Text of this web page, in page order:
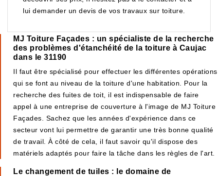
lui demander un devis de vos travaux sur toiture.
MJ Toiture Façades : un spécialiste de la recherche
des problèmes d'étanchéité de la toiture à Caujac
dans le 31190
Il faut être spécialisé pour effectuer les différentes opérations
qui se font au niveau de la toiture d'une habitation. Pour la
recherche des fuites de toit, il est indispensable de faire
appel à une entreprise de couverture à l'image de MJ Toiture
Façades. Sachez que les années d'expérience dans ce
secteur vont lui permettre de garantir une très bonne qualité
de travail. À côté de cela, il faut savoir qu'il dispose des
matériels adaptés pour faire la tâche dans les règles de l'art.
Le changement de tuiles : le domaine de